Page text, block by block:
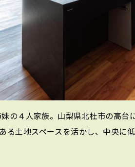
の４人家族。山梨県北杜市の高
る土地スペースを活かし、中央に